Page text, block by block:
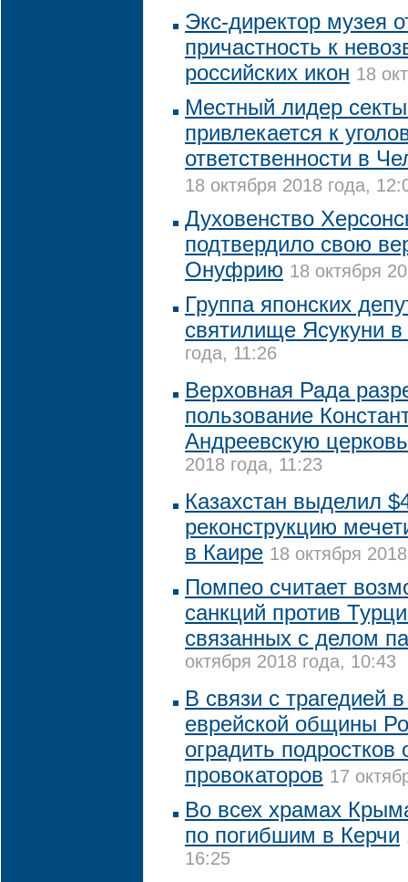
Экс-директор музея
причастность к
российских икон 18
Местный лидер
привлекается к
ответственности в
18 октября 2018 года,
Духовенство
подтвердило свою
Онуфрию 18 октября
Группа японских
святилище Ясукуни в
года, 11:26
Верховная Рада
пользование
Андреевскую
2018 года, 11:23
Казахстан выделил
реконструкцию
в Каире 18 октября
Помпео считает
санкций против
связанных с делом
октября 2018 года, 10:43
В связи с трагедией
еврейской общины
оградить подростков
провокаторов 17
Во всех храмах
по погибшим в Керчи
16:25